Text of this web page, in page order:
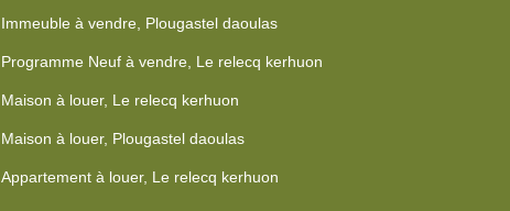
Immeuble à vendre, Plougastel daoulas
Programme Neuf à vendre, Le relecq kerhuon
Maison à louer, Le relecq kerhuon
Maison à louer, Plougastel daoulas
Appartement à louer, Le relecq kerhuon